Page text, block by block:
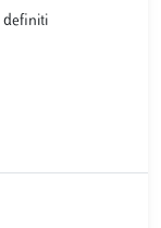
definiti